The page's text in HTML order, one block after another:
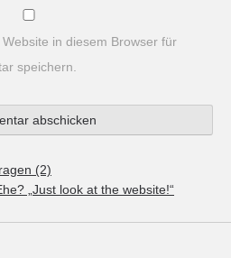
in diesem Browser für
speichern.
(2)
„Just look at the website!“